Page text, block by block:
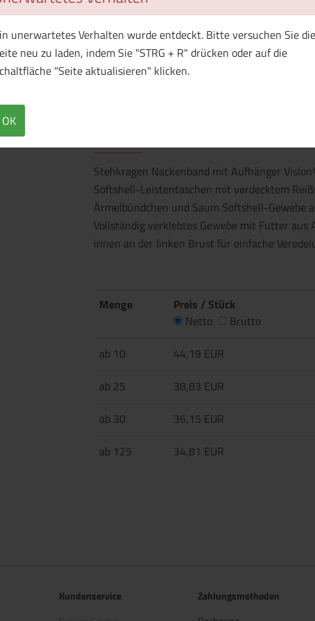
unerwartetes Verhalten wurde entdeckt. Bitte versuchen Sie die
neu zu laden, indem Sie "STRG + R" drücken oder auf die
"Seite aktualisieren" klicken.
OK
Stehkragen Nackenband mit Aufhänger
Softshell-Leistentaschen mit verdecktem
Ärmelbündchen und Saum Softshell-Gewebe
Vollständig verklebtes Gewebe mit Futter
innen an der linken Brust für einfache
Menge
Preis / Stück
Netto
Brutto
ab 10
44,19 EUR
ab 25
38,83 EUR
ab 30
36,15 EUR
ab 125
34,81 EUR
Kundenservice
Zahlungsmethoden